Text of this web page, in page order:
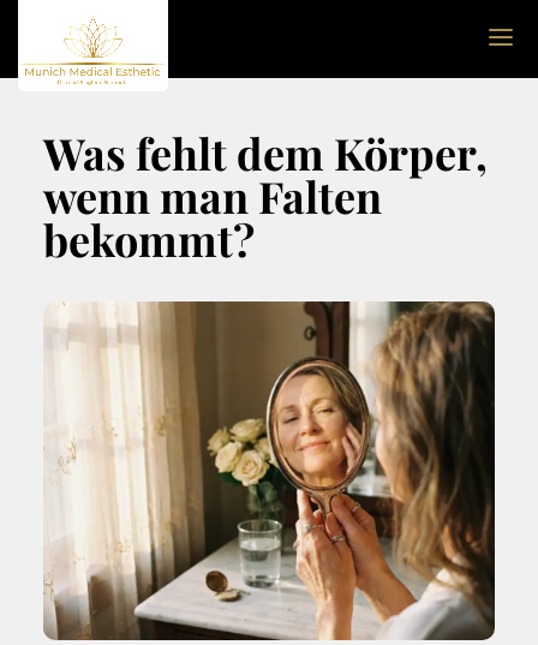
Was fehlt dem Körper,
wenn man Falten
bekommt?